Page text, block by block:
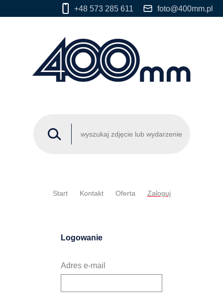
+48 573 285 611 foto@400mm.pl
Start Kontakt Oferta Zaloguj
Logowanie
Adres e-mail